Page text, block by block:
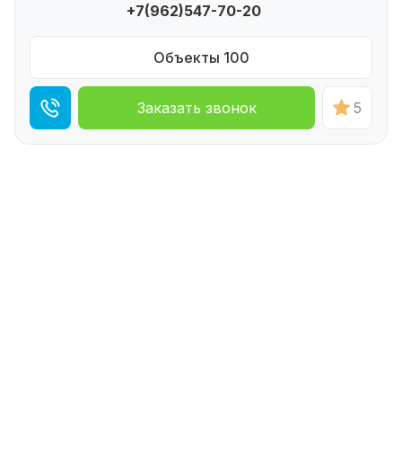
+7(962)547-70-20
Объекты 100
Заказать звонок 5